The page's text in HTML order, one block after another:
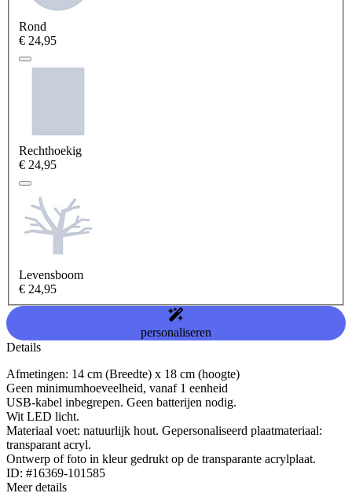
Rond
€ 24,95
Rechthoekig
€ 24,95
Levensboom
€ 24,95
personaliseren
Details
Afmetingen: 14 cm (Breedte) x 18 cm (hoogte)
Geen minimumhoeveelheid, vanaf 1 eenheid
USB-kabel inbegrepen. Geen batterijen nodig.
Wit LED licht.
Materiaal voet: natuurlijk hout. Gepersonaliseerd plaatmateriaal:
transparant acryl.
Ontwerp of foto in kleur gedrukt op de transparante acrylplaat.
ID: #16369-101585
Meer details